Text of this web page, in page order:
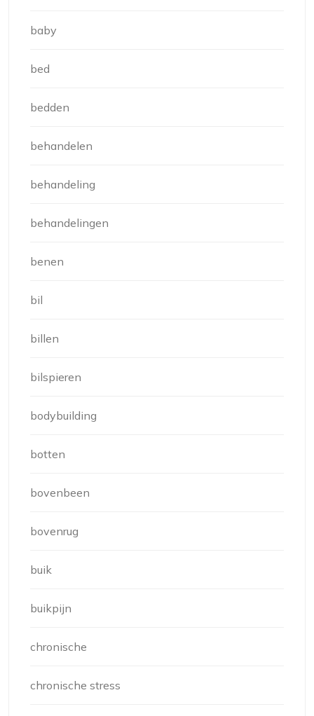
baby
bed
bedden
behandelen
behandeling
behandelingen
benen
bil
billen
bilspieren
bodybuilding
botten
bovenbeen
bovenrug
buik
buikpijn
chronische
chronische stress